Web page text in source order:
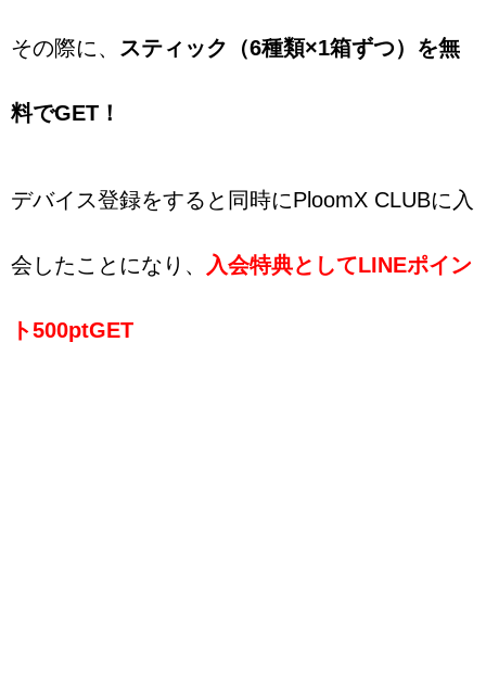
その際に、 スティック（6種類×1箱ずつ）を無
料でGET！
デバイス登録をすると同時にPloomX CLUBに入
会したことになり、 入会特典としてLINEポイン
ト500ptGET